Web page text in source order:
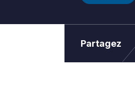
Partagez